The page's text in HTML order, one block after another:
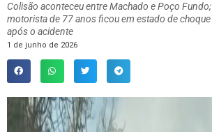
Colisão aconteceu entre Machado e Poço Fundo;
motorista de 77 anos ficou em estado de choque
após o acidente
1 de junho de 2026